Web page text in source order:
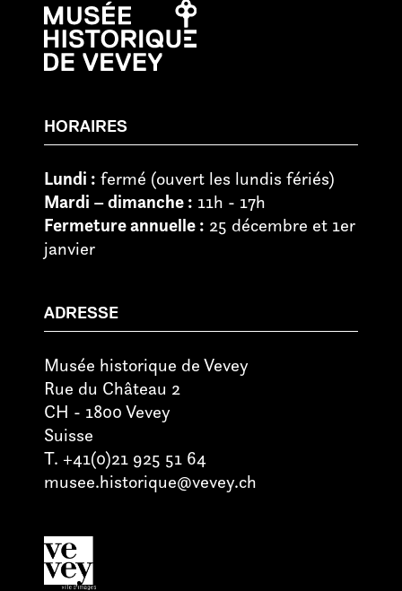
HORAIRES
Lundi : fermé (ouvert les lundis fériés)
Mardi – dimanche : 11h - 17h
Fermeture annuelle : 25 décembre et 1er
janvier
ADRESSE
Musée historique de Vevey
Rue du Château 2
CH - 1800 Vevey
Suisse
T. +41(0)21 925 51 64
musee.historique@vevey.ch